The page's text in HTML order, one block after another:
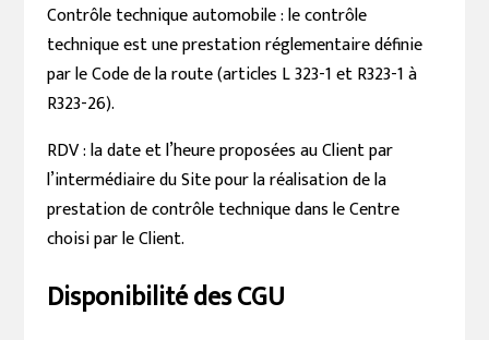
Contrôle technique automobile : le contrôle
technique est une prestation réglementaire définie
par le Code de la route (articles L 323-1 et R323-1 à
R323-26).
RDV : la date et l’heure proposées au Client par
l’intermédiaire du Site pour la réalisation de la
prestation de contrôle technique dans le Centre
choisi par le Client.
Disponibilité des CGU